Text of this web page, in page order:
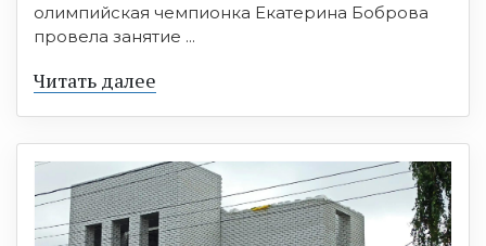
олимпийская чемпионка Екатерина Боброва
провела занятие ...
Читать далее